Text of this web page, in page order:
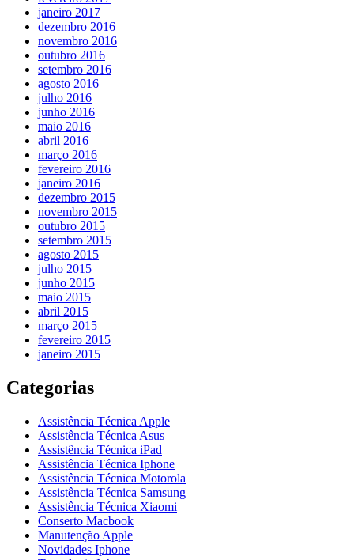
janeiro 2017
dezembro 2016
novembro 2016
outubro 2016
setembro 2016
agosto 2016
julho 2016
junho 2016
maio 2016
abril 2016
março 2016
fevereiro 2016
janeiro 2016
dezembro 2015
novembro 2015
outubro 2015
setembro 2015
agosto 2015
julho 2015
junho 2015
maio 2015
abril 2015
março 2015
fevereiro 2015
janeiro 2015
Categorias
Assistência Técnica Apple
Assistência Técnica Asus
Assistência Técnica iPad
Assistência Técnica Iphone
Assistência Técnica Motorola
Assistência Técnica Samsung
Assistência Técnica Xiaomi
Conserto Macbook
Manutenção Apple
Novidades Iphone